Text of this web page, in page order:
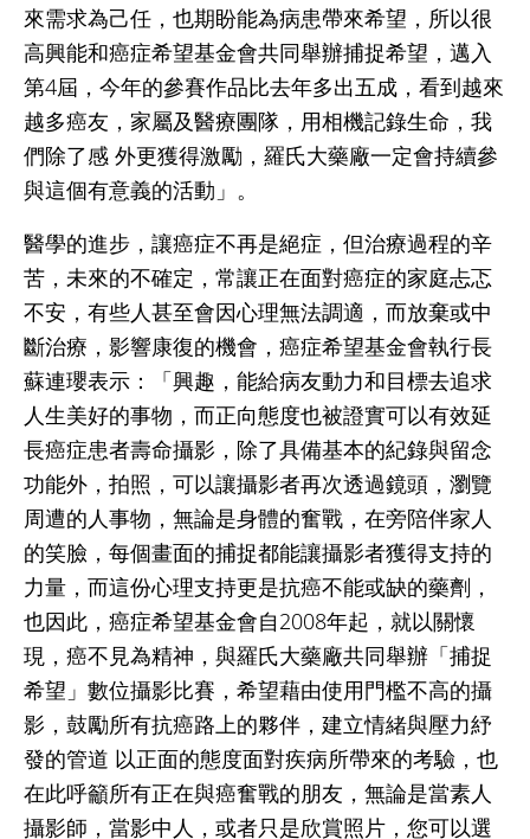
來需求為己任，也期盼能為病患帶來希望，所以很
高興能和癌症希望基金會共同舉辦捕捉希望，邁入
第4屆，今年的參賽作品比去年多出五成，看到越來
越多癌友，家屬及醫療團隊，用相機記錄生命，我
們除了感 外更獲得激勵，羅氏大藥廠一定會持續參
與這個有意義的活動」。
醫學的進步，讓癌症不再是絕症，但治療過程的辛
苦，未來的不確定，常讓正在面對癌症的家庭忐忑
不安，有些人甚至會因心理無法調適，而放棄或中
斷治療，影響康復的機會，癌症希望基金會執行長
蘇連瓔表示：「興趣，能給病友動力和目標去追求
人生美好的事物，而正向態度也被證實可以有效延
長癌症患者壽命攝影，除了具備基本的紀錄與留念
功能外，拍照，可以讓攝影者再次透過鏡頭，瀏覽
周遭的人事物，無論是身體的奮戰，在旁陪伴家人
的笑臉，每個畫面的捕捉都能讓攝影者獲得支持的
力量，而這份心理支持更是抗癌不能或缺的藥劑，
也因此，癌症希望基金會自2008年起，就以關懷
現，癌不見為精神，與羅氏大藥廠共同舉辦「捕捉
希望」數位攝影比賽，希望藉由使用門檻不高的攝
影，鼓勵所有抗癌路上的夥伴，建立情緒與壓力紓
發的管道 以正面的態度面對疾病所帶來的考驗，也
在此呼籲所有正在與癌奮戰的朋友，無論是當素人
攝影師，當影中人，或者只是欣賞照片，您可以選